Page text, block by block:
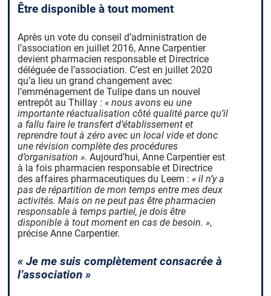
Être disponible à tout moment
Après un vote du conseil d’administration de
l’association en juillet 2016, Anne Carpentier
devient pharmacien responsable et Directrice
déléguée de l’association. C’est en juillet 2020
qu’a lieu un grand changement avec
l’emménagement de Tulipe dans un nouvel
entrepôt au Thillay : « nous avons eu une
importante réactualisation côté qualité parce qu’il
a fallu faire le transfert d’établissement et
reprendre tout à zéro avec un local vide et donc
une révision complète des procédures
d’organisation ». Aujourd’hui, Anne Carpentier est
à la fois pharmacien responsable et Directrice
des affaires pharmaceutiques du Leem : « il n’y a
pas de répartition de mon temps entre mes deux
activités. Mais on ne peut pas être pharmacien
responsable à temps partiel, je dois être
disponible à tout moment en cas de besoin. »,
précise Anne Carpentier.
« Je me suis complètement consacrée à
l’association »